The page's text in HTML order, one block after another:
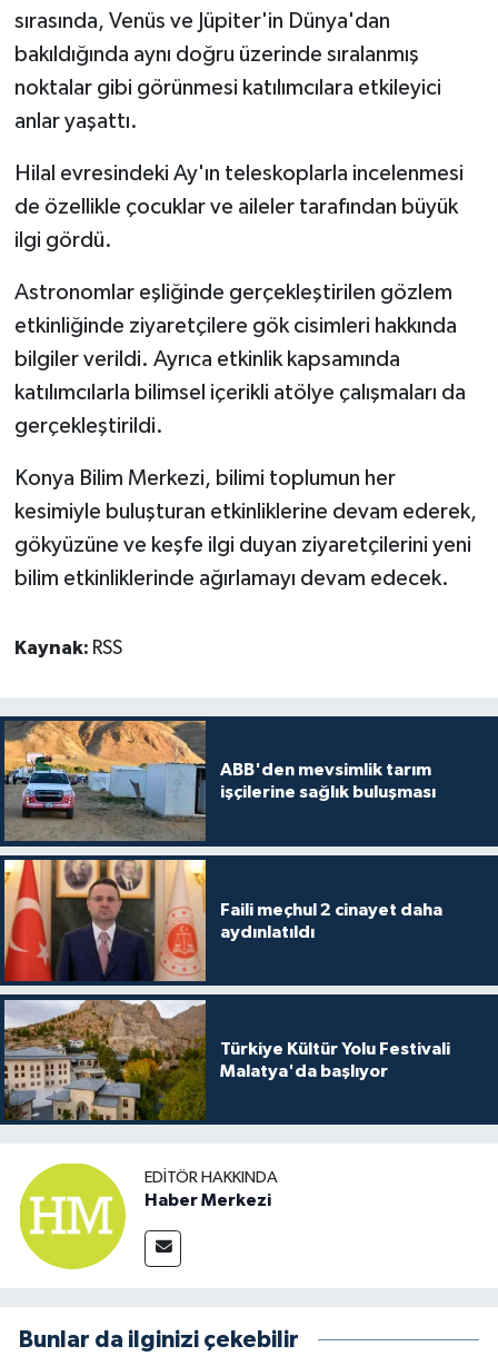
sırasında, Venüs ve Jüpiter'in Dünya'dan
bakıldığında aynı doğru üzerinde sıralanmış
noktalar gibi görünmesi katılımcılara etkileyici
anlar yaşattı.
Hilal evresindeki Ay'ın teleskoplarla incelenmesi
de özellikle çocuklar ve aileler tarafından büyük
ilgi gördü.
Astronomlar eşliğinde gerçekleştirilen gözlem
etkinliğinde ziyaretçilere gök cisimleri hakkında
bilgiler verildi. Ayrıca etkinlik kapsamında
katılımcılarla bilimsel içerikli atölye çalışmaları da
gerçekleştirildi.
Konya Bilim Merkezi, bilimi toplumun her
kesimiyle buluşturan etkinliklerine devam ederek,
gökyüzüne ve keşfe ilgi duyan ziyaretçilerini yeni
bilim etkinliklerinde ağırlamayı devam edecek.
Kaynak: RSS
ABB'den mevsimlik tarım
işçilerine sağlık buluşması
Faili meçhul 2 cinayet daha
aydınlatıldı
Türkiye Kültür Yolu Festivali
Malatya'da başlıyor
EDITÖR HAKKINDA
Haber Merkezi
Bunlar da ilginizi çekebilir